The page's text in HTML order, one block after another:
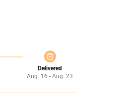
Delivered
Aug. 16 - Aug. 23